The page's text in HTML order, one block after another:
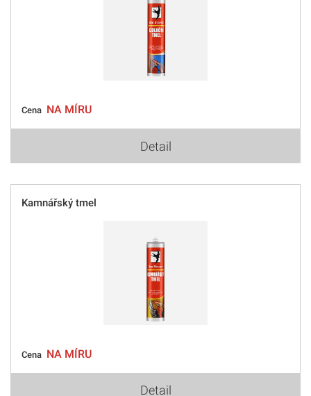
Cena NA MÍRU
Detail
Kamnářský tmel
Cena NA MÍRU
Detail